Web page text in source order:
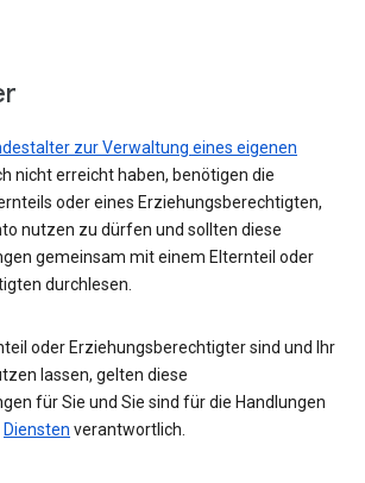
zur Verwaltung eines eigenen
nicht erreicht haben, benötigen die
oder eines Erziehungsberechtigten,
nutzen zu dürfen und sollten diese
gemeinsam mit einem Elternteil oder
durchlesen.
oder Erziehungsberechtigter sind und Ihr
lassen, gelten diese
für Sie und Sie sind für die Handlungen
Diensten verantwortlich.